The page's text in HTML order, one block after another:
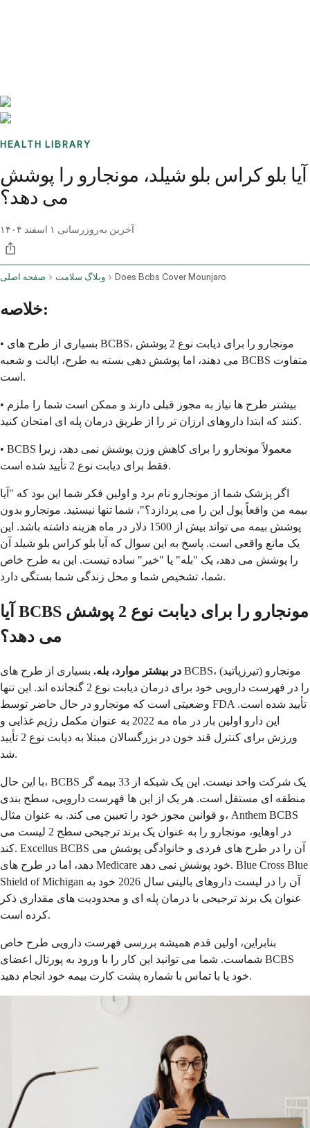
HEALTH LIBRARY
آیا بلو کراس بلو شیلد، مونجارو را پوشش
می دهد؟
آخرین به‌روزرسانی ۱ اسفند ۱۴۰۴
صفحه اصلی وبلاگ سلامت Does Bcbs Cover Mounjaro
خلاصه:
• بسیاری از طرح های BCBS، مونجارو را برای دیابت نوع 2 پوشش
می دهند، اما پوشش دهی بسته به طرح، ایالت و شعبه BCBS متفاوت
است.
• بیشتر طرح ها نیاز به مجوز قبلی دارند و ممکن است شما را ملزم
کنند که ابتدا داروهای ارزان تر را از طریق درمان پله ای امتحان کنید.
• BCBS معمولاً مونجارو را برای کاهش وزن پوشش نمی دهد، زیرا
فقط برای دیابت نوع 2 تأیید شده است.
اگر پزشک شما از مونجارو نام برد و اولین فکر شما این بود که "آیا
بیمه من واقعاً پول این را می پردازد؟"، شما تنها نیستید. مونجارو بدون
پوشش بیمه می تواند بیش از 1500 دلار در ماه هزینه داشته باشد. این
یک مانع واقعی است. پاسخ به این سوال که آیا بلو کراس بلو شیلد آن
را پوشش می دهد، یک "بله" یا "خیر" ساده نیست. این به طرح خاص
شما، تشخیص شما و محل زندگی شما بستگی دارد.
آیا BCBS مونجارو را برای دیابت نوع 2 پوشش
می دهد؟
در بیشتر موارد، بله. بسیاری از طرح های BCBS، مونجارو (تیرزپاتید)
را در فهرست دارویی خود برای درمان دیابت نوع 2 گنجانده اند. این تنها
وضعیتی است که مونجارو در حال حاضر توسط FDA تأیید شده است.
این دارو اولین بار در ماه مه 2022 به عنوان مکمل رژیم غذایی و
ورزش برای کنترل قند خون در بزرگسالان مبتلا به دیابت نوع 2 تأیید
شد.
با این حال، BCBS یک شرکت واحد نیست. این یک شبکه از 33 بیمه گر
منطقه ای مستقل است. هر یک از این ها فهرست دارویی، سطح بندی
و قوانین مجوز خود را تعیین می کند. به عنوان مثال، Anthem BCBS
در اوهایو، مونجارو را به عنوان یک برند ترجیحی سطح 2 لیست می
کند. Excellus BCBS آن را در طرح های فردی و خانوادگی پوشش می
دهد، اما در طرح های Medicare خود پوشش نمی دهد. Blue Cross Blue
Shield of Michigan آن را در لیست داروهای بالینی سال 2026 خود به
عنوان یک برند ترجیحی با درمان پله ای و محدودیت های مقداری ذکر
کرده است.
بنابراین، اولین قدم همیشه بررسی فهرست دارویی طرح خاص
شماست. شما می توانید این کار را با ورود به پورتال اعضای BCBS
خود یا با تماس با شماره پشت کارت بیمه خود انجام دهید.